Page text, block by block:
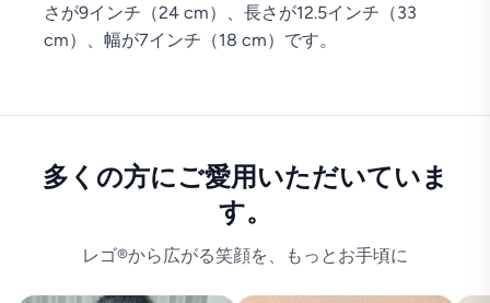
さが9インチ（24 cm）、長さが12.5インチ（33
cm）、幅が7インチ（18 cm）です。
多くの方にご愛用いただいていま
す。
レゴ®から広がる笑顔を、もっとお手頃に